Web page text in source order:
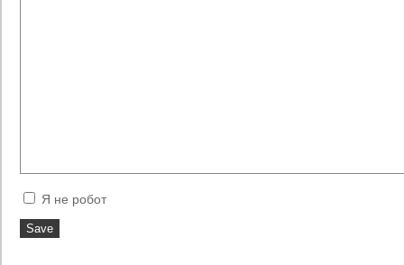
Я не робот